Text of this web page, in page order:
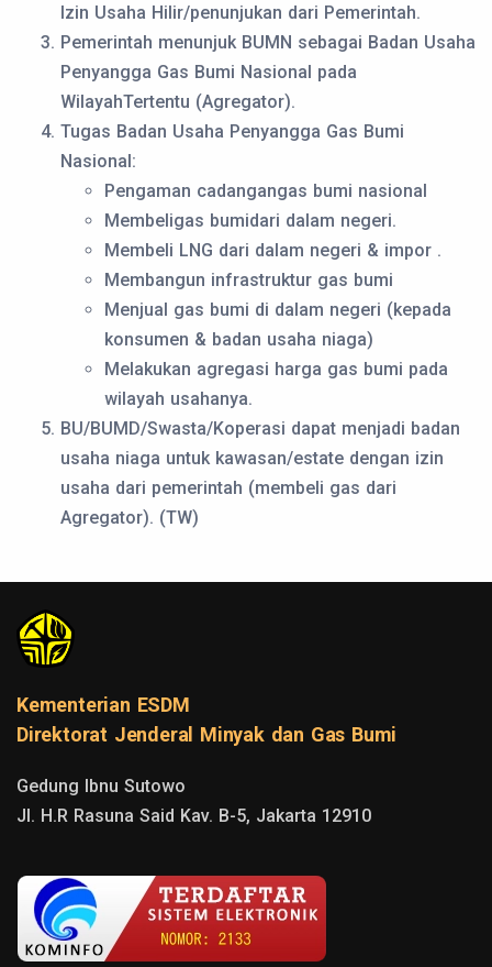
Izin Usaha Hilir/penunjukan dari Pemerintah.
Pemerintah menunjuk BUMN sebagai Badan Usaha
Penyangga Gas Bumi Nasional pada
WilayahTertentu (Agregator).
Tugas Badan Usaha Penyangga Gas Bumi
Nasional:
Pengaman cadangangas bumi nasional
Membeligas bumidari dalam negeri.
Membeli LNG dari dalam negeri & impor .
Membangun infrastruktur gas bumi
Menjual gas bumi di dalam negeri (kepada
konsumen & badan usaha niaga)
Melakukan agregasi harga gas bumi pada
wilayah usahanya.
BU/BUMD/Swasta/Koperasi dapat menjadi badan
usaha niaga untuk kawasan/estate dengan izin
usaha dari pemerintah (membeli gas dari
Agregator). (TW)
Kementerian ESDM
Direktorat Jenderal Minyak dan Gas Bumi
Gedung Ibnu Sutowo
Jl. H.R Rasuna Said Kav. B-5, Jakarta 12910